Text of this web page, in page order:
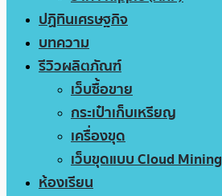
ปฏิทินเศรษฐกิจ
บทความ
รีวิวผลิตภัณฑ์
เว็บซื้อขาย
กระเป๋าเก็บเหรียญ
เครื่องขุด
เว็บขุดแบบ Cloud Mining
ห้องเรียน